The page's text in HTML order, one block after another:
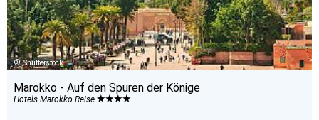
Shutterstock
Marokko - Auf den Spuren der Könige
Hotels Marokko Reise